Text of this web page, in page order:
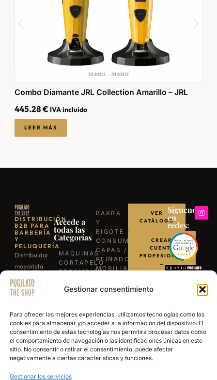
Gestionar consentimiento
Para ofrecer las mejores experiencias, utilizamos tecnologías como las
cookies para almacenar y/o acceder a la información del dispositivo. El
consentimiento de estas tecnologías nos permitirá procesar datos como
el comportamiento de navegación o las identificaciones únicas en este
sitio. No consentir o retirar el consentimiento, puede afectar
negativamente a ciertas características y funciones.
Gestionar los servicios
Combo Diamante JRL Collection Amarillo – JRL
445.28€ IVA incluido
LEER MÁS
DISTRIBUCIÓN
B2B PARA
BARBERÍA
Y
PELUQUERÍA
Distribuidor
mayorista
para
profesionales
de la
barbería y
peluquería.
Más de 15
años
abasteciendo
mejores
Accede a
todas las
Categorías
MÁQUINAS
CORTAPELO
RECAMBIOS
REPUESTOS
NAVAJAS
BARBERÍA
SECADORES
PRODUCTOS
DE
BARBA
Y
BIGOTE
CONSUMIBLES
CAPAS /
PEINADORES
MOBILIARIO
BARBACOAS
VER
CATÁLOGO
CREAR
CUENTA
PROFESIONAL
→
POR
WHATSAPP
Síguenos
en
redes: